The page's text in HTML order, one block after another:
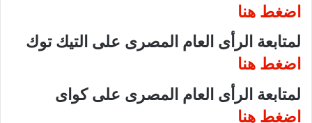
اضغط هنا
لمتابعة الرأى العام المصرى على التيك توك
اضغط هنا
لمتابعة الرأى العام المصرى على كواى
اضغط هنا